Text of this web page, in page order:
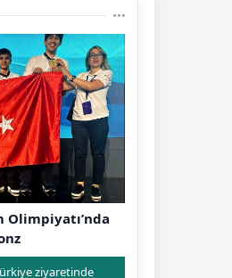
Olimpiyatı’nda
ziyaretinde